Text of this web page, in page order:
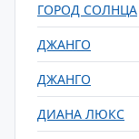
ГОРОД СОЛНЦА
ДЖАНГО
ДЖАНГО
ДИАНА ЛЮКС